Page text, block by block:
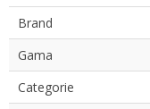
Brand
Gama
Categorie